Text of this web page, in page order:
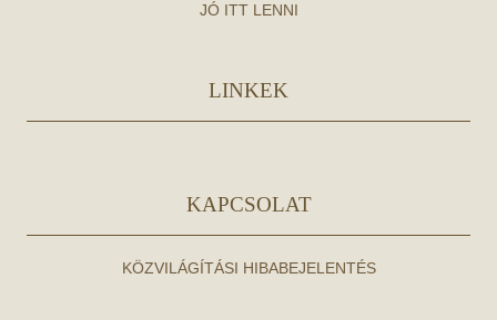
JÓ ITT LENNI
LINKEK
KAPCSOLAT
KÖZVILÁGÍTÁSI HIBABEJELENTÉS